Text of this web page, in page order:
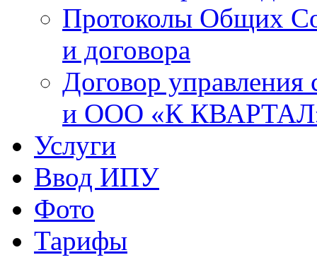
Протоколы Общих
и договора
Договор управления
и ООО «К
Услуги
Ввод ИПУ
Фото
Тарифы